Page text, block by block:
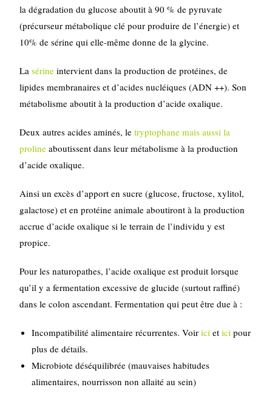
la dégradation du glucose aboutit à 90 % de pyruvate
(précurseur métabolique clé pour produire de l’énergie) et
10% de sérine qui elle-même donne de la glycine.
Lasérine intervient dans la production de protéines, de
lipides membranaires et d’acides nucléiques (ADN ++). Son
métabolisme aboutit à la production d’acide oxalique.
Deux autres acides aminés, letryptophane mais aussi la
proline aboutissent dans leur métabolisme à la production
d’acide oxalique.
Ainsi un excès d’apport en sucre (glucose, fructose, xylitol,
galactose) et en protéine animale aboutiront à la production
accrue d’acide oxalique si le terrain de l’individu y est
propice.
Pour les naturopathes, l’acide oxalique est produit lorsque
qu’il y a fermentation excessive de glucide (surtout raffiné)
dans le colon ascendant. Fermentation qui peut être due à :
Incompatibilité alimentaire récurrentes. Voirici etici pour
plus de détails.
Microbiote déséquilibrée (mauvaises habitudes
alimentaires, nourrisson non allaité au sein)